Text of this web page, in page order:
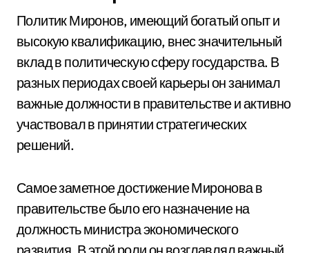
Политик Миронов, имеющий богатый опыт и
высокую квалификацию, внес значительный
вклад в политическую сферу государства. В
разных периодах своей карьеры он занимал
важные должности в правительстве и активно
участвовал в принятии стратегических
решений.
Самое заметное достижение Миронова в
правительстве было его назначение на
должность министра экономического